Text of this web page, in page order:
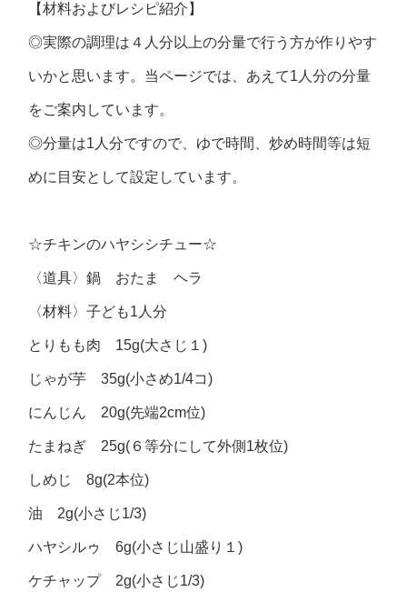
【材料およびレシピ紹介】
◎実際の調理は４人分以上の分量で行う方が作りやす
いかと思います。当ページでは、あえて1人分の分量
をご案内しています。
◎分量は1人分ですので、ゆで時間、炒め時間等は短
めに目安として設定しています。
☆チキンのハヤシシチュー☆
〈道具〉鍋 おたま ヘラ
〈材料〉子ども1人分
とりもも肉 15g(大さじ１)
じゃが芋 35g(小さめ1/4コ)
にんじん 20g(先端2cm位)
たまねぎ 25g(６等分にして外側1枚位)
しめじ 8g(2本位)
油 2g(小さじ1/3)
ハヤシルゥ 6g(小さじ山盛り１)
ケチャップ 2g(小さじ1/3)